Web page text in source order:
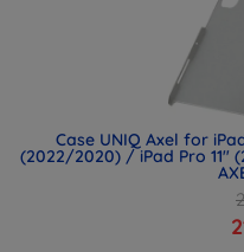
Case UNIQ Axel for
(2022/2020) / iPad Pro 11"